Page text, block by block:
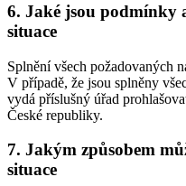
6. Jaké jsou podmínky
situace
Splnění všech požadovaných
V případě, že jsou splněny
vydá příslušný úřad
České republiky.
7. Jakým způsobem
situace